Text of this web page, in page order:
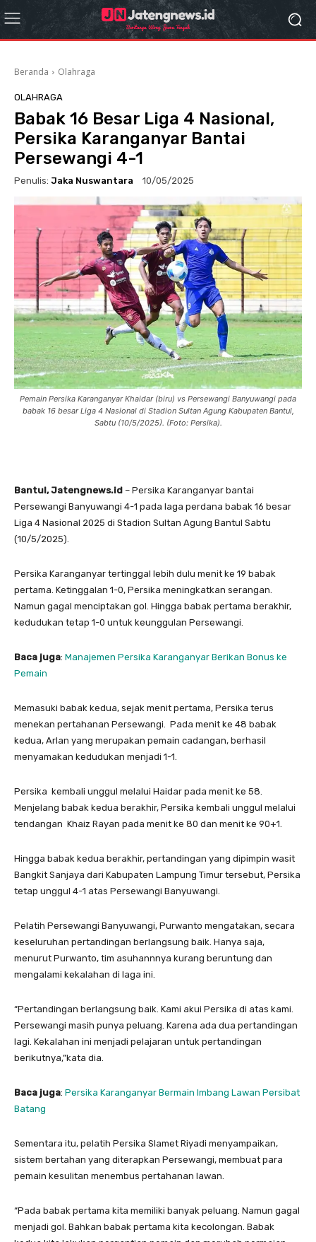
Beranda Olahraga
OLAHRAGA
Babak 16 Besar Liga 4 Nasional,
Persika Karanganyar Bantai
Persewangi 4-1
Penulis: Jaka Nuswantara 10/05/2025
Pemain Persika Karanganyar Khaidar (biru) vs Persewangi Banyuwangi pada
babak 16 besar Liga 4 Nasional di Stadion Sultan Agung Kabupaten Bantul,
Sabtu (10/5/2025). (Foto: Persika).
Bantul, Jatengnews.id – Persika Karanganyar bantai
Persewangi Banyuwangi 4-1 pada laga perdana babak 16 besar
Liga 4 Nasional 2025 di Stadion Sultan Agung Bantul Sabtu
(10/5/2025).
Persika Karanganyar tertinggal lebih dulu menit ke 19 babak
pertama. Ketinggalan 1-0, Persika meningkatkan serangan.
Namun gagal menciptakan gol. Hingga babak pertama berakhir,
kedudukan tetap 1-0 untuk keunggulan Persewangi.
Baca juga: Manajemen Persika Karanganyar Berikan Bonus ke
Pemain
Memasuki babak kedua, sejak menit pertama, Persika terus
menekan pertahanan Persewangi. Pada menit ke 48 babak
kedua, Arlan yang merupakan pemain cadangan, berhasil
menyamakan kedudukan menjadi 1-1.
Persika kembali unggul melalui Haidar pada menit ke 58.
Menjelang babak kedua berakhir, Persika kembali unggul melalui
tendangan Khaiz Rayan pada menit ke 80 dan menit ke 90+1.
Hingga babak kedua berakhir, pertandingan yang dipimpin wasit
Bangkit Sanjaya dari Kabupaten Lampung Timur tersebut, Persika
tetap unggul 4-1 atas Persewangi Banyuwangi.
Pelatih Persewangi Banyuwangi, Purwanto mengatakan, secara
keseluruhan pertandingan berlangsung baik. Hanya saja,
menurut Purwanto, tim asuhannnya kurang beruntung dan
mengalami kekalahan di laga ini.
“Pertandingan berlangsung baik. Kami akui Persika di atas kami.
Persewangi masih punya peluang. Karena ada dua pertandingan
lagi. Kekalahan ini menjadi pelajaran untuk pertandingan
berikutnya,”kata dia.
Baca juga: Persika Karanganyar Bermain Imbang Lawan Persibat
Batang
Sementara itu, pelatih Persika Slamet Riyadi menyampaikan,
sistem bertahan yang diterapkan Persewangi, membuat para
pemain kesulitan menembus pertahanan lawan.
“Pada babak pertama kita memiliki banyak peluang. Namun gagal
menjadi gol. Bahkan babak pertama kita kecolongan. Babak